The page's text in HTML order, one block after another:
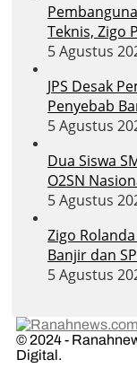
Teknis, Zigo
5 Agustus
JPS Desak
Penyebab
5 Agustus
Dua Siswa
O2SN
5 Agustus
Zigo
Banjir dan
5 Agustus
© 2024 -
Digital.